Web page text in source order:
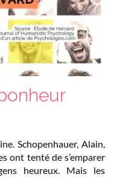
Schopenhauer, Alain,
ont tenté de s’emparer
heureux. Mais les